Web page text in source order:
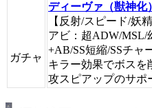
ガチャ
ディーヴァ（獣神化）
【反射/スピード/妖精
アビ：超ADW/MSL/
+AB/SS短縮/SSチャ
キラー効果でボスを
攻スピアップのサポ